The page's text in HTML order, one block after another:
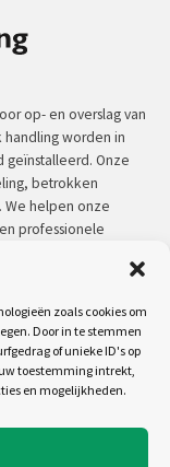
zoals cookies om
Door in te stemmen
of unieke ID's op
toestemming intrekt,
en mogelijkheden.
op- en overslag van
worden in
Onze
betrokken
We helpen onze
professionele